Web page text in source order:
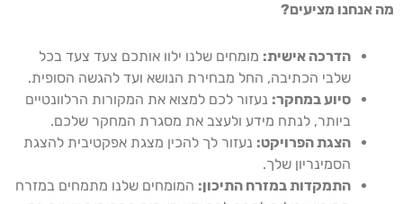
מה אנחנו מציעים?
הדרכה אישית: מומחים שלנו ילוו אותכם צעד צעד בכל
שלבי הכתיבה, החל מבחירת הנושא ועד להגשה הסופית.
סיוע במחקר: נעזור לכם למצוא את המקורות הרלוונטיים
ביותר, לנתח מידע ולעצב את מסגרת המחקר שלכם.
הצגת הפרויקט: נעזור לך להכין מצגת אפקטיבית להצגת
הסמינריון שלך.
התמקדות במזרח התיכון: המומחים שלנו מתמחים במזרח